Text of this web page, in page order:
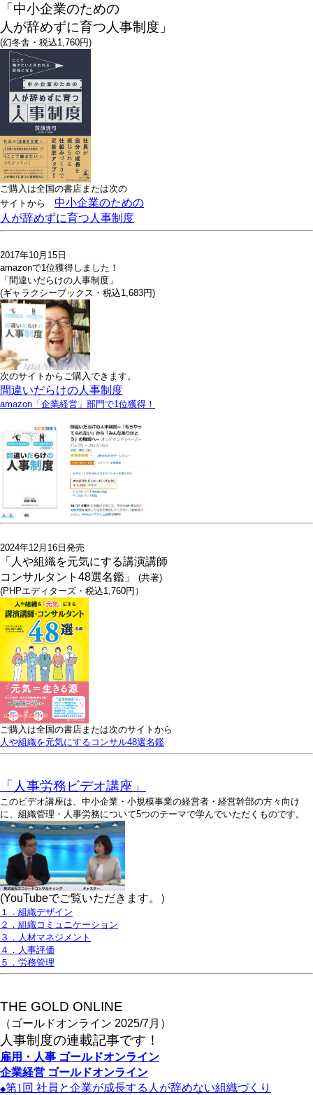
「中小企業のための
人が辞めずに育つ人事制度」
(幻冬舎・税込1,760円)
ご購入は全国の書店または次の
サイトから 中小企業のための
人が辞めずに育つ人事制度
2017年10月15日
amazonで1位獲得しました！
「間違いだらけの人事制度」
(ギャラクシーブックス・税込1,683円)
次のサイトからご購入できます。
間違いだらけの人事制度
amazon「企業経営」部門で1位獲得！
2024年12月16日発売
「人や組織を元気にする講演講師
コンサルタント48選名鑑」 (共著)
(PHPエディターズ・税込1,760円）
ご購入は全国の書店または次のサイトから
人や組織を元気にするコンサル48選名鑑
「人事労務ビデオ講座」
このビデオ講座は、中小企業・小規模事業の経営者・経営幹部の方々向け
に、組織管理・人事労務について5つのテーマで学んでいただくものです。
(YouTubeでご覧いただきます。）
１．組織デザイン
２．組織コミュニケーション
３．人材マネジメント
４．人事評価
５．労務管理
THE GOLD ONLINE
（ゴールドオンライン 2025/7月）
人事制度の連載記事です！
雇用・人事 ゴールドオンライン
企業経営 ゴールドオンライン
◆第1 回 社員と企業が成長する人が辞めない組織づくり